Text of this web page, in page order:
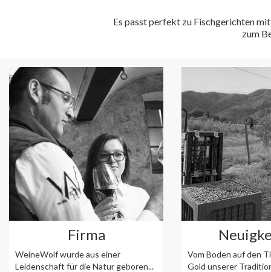
Es passt perfekt zu Fischgerichten
zum
Firma
WeineWolf wurde aus einer
Leidenschaft für die Natur geboren...
Vom Boden auf den
Gold unserer